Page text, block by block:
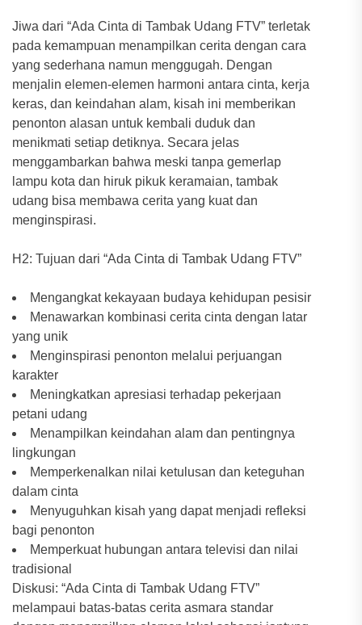
Jiwa dari “Ada Cinta di Tambak Udang FTV” terletak
pada kemampuan menampilkan cerita dengan cara
yang sederhana namun menggugah. Dengan
menjalin elemen-elemen harmoni antara cinta, kerja
keras, dan keindahan alam, kisah ini memberikan
penonton alasan untuk kembali duduk dan
menikmati setiap detiknya. Secara jelas
menggambarkan bahwa meski tanpa gemerlap
lampu kota dan hiruk pikuk keramaian, tambak
udang bisa membawa cerita yang kuat dan
menginspirasi.
H2: Tujuan dari “Ada Cinta di Tambak Udang FTV”
Mengangkat kekayaan budaya kehidupan pesisir
Menawarkan kombinasi cerita cinta dengan latar
yang unik
Menginspirasi penonton melalui perjuangan
karakter
Meningkatkan apresiasi terhadap pekerjaan
petani udang
Menampilkan keindahan alam dan pentingnya
lingkungan
Memperkenalkan nilai ketulusan dan keteguhan
dalam cinta
Menyuguhkan kisah yang dapat menjadi refleksi
bagi penonton
Memperkuat hubungan antara televisi dan nilai
tradisional
Diskusi: “Ada Cinta di Tambak Udang FTV”
melampaui batas-batas cerita asmara standar